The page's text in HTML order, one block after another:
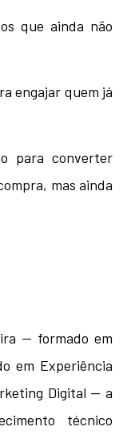
que ainda não
engajar quem já
para converter
mas ainda
— formado em
em Experiência
Digital — a
técnico